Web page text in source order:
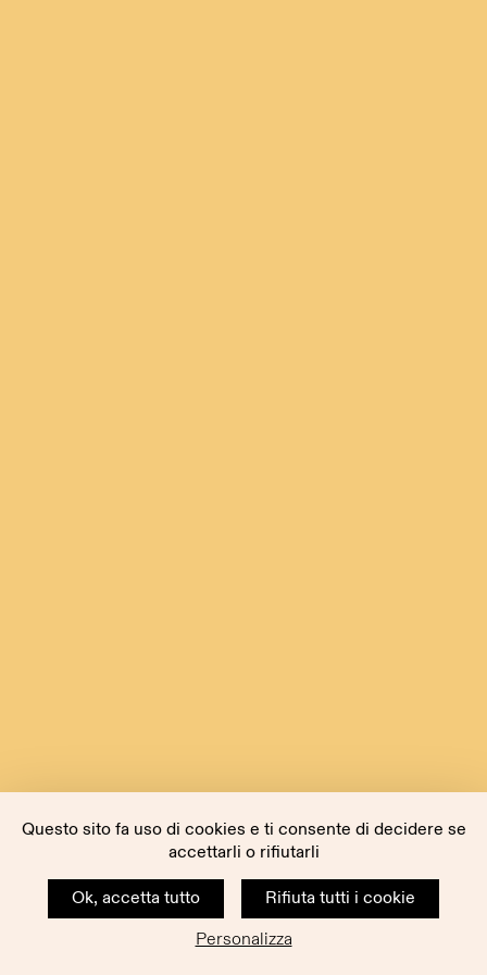
Questo sito fa uso di cookies e ti consente di decidere se
accettarli o rifiutarli
Ok, accetta tutto
Rifiuta tutti i cookie
Personalizza